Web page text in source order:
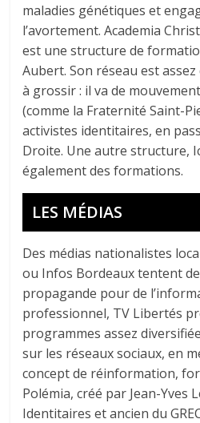
maladies génétiques et
l’avortement. Academia
est une structure de
Aubert. Son réseau est
à grossir : il va de
(comme la Fraternité Saint-
activistes identitaires, en
Droite. Une autre structure,
également des formations.
LES MÉDIAS
Des médias nationalistes
ou Infos Bordeaux tentent
propagande pour de
professionnel, TV Libertés
programmes assez
sur les réseaux sociaux, en
concept de réinformation,
Polémia, créé par Jean-Yves
Identitaires et ancien du